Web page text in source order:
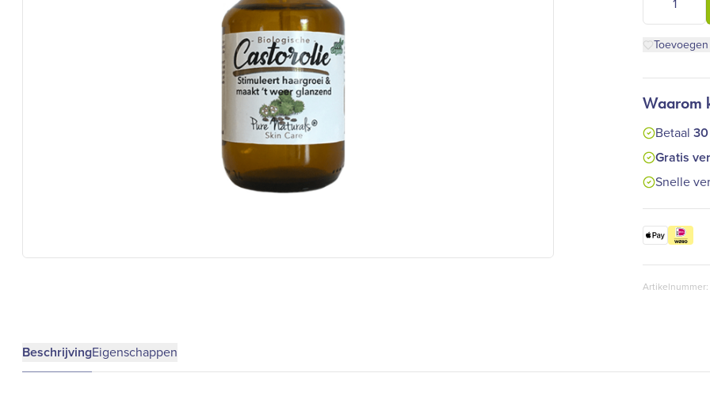
Waarom
Betaal
Gratis
Snelle
Artikelnummer:
BeschrijvingEigenschappen